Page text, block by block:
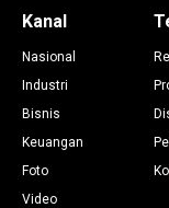
Kanal
Nasional
Industri
Bisnis
Keuangan
Foto
Video